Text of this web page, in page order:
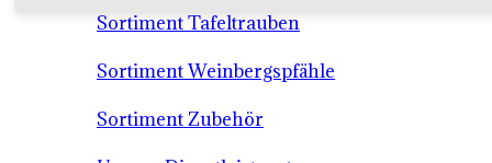
Sortiment Tafeltrauben
Sortiment Weinbergspfähle
Sortiment Zubehör